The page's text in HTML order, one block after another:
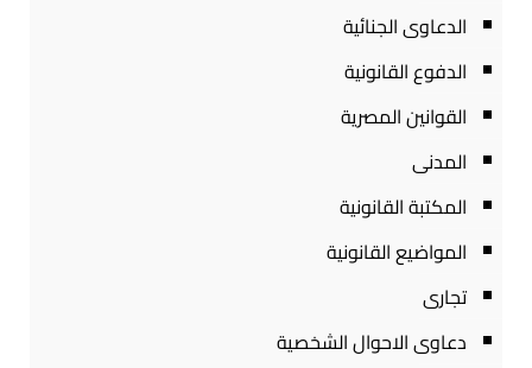
الدعاوى الجنائية
الدفوع القانونية
القوانين المصرية
المدنى
المكتبة القانونية
المواضيع القانونية
تجارى
دعاوى الاحوال الشخصية